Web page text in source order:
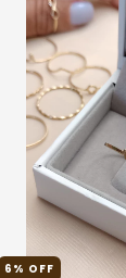
6 % OFF